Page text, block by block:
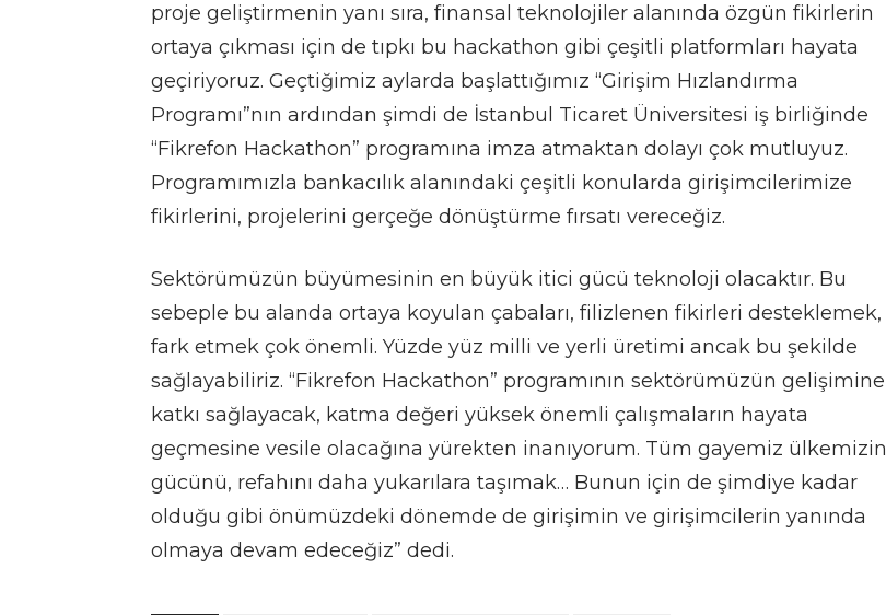
proje geliştirmenin yanı sıra, finansal teknolojiler alanında özgün fikirlerin
ortaya çıkması için de tıpkı bu hackathon gibi çeşitli platformları hayata
geçiriyoruz. Geçtiğimiz aylarda başlattığımız “Girişim Hızlandırma
Programı”nın ardından şimdi de İstanbul Ticaret Üniversitesi iş birliğinde
“Fikrefon Hackathon” programına imza atmaktan dolayı çok mutluyuz.
Programımızla bankacılık alanındaki çeşitli konularda girişimcilerimize
fikirlerini, projelerini gerçeğe dönüştürme fırsatı vereceğiz.
Sektörümüzün büyümesinin en büyük itici gücü teknoloji olacaktır. Bu
sebeple bu alanda ortaya koyulan çabaları, filizlenen fikirleri desteklemek,
fark etmek çok önemli. Yüzde yüz milli ve yerli üretimi ancak bu şekilde
sağlayabiliriz. “Fikrefon Hackathon” programının sektörümüzün gelişimine
katkı sağlayacak, katma değeri yüksek önemli çalışmaların hayata
geçmesine vesile olacağına yürekten inanıyorum. Tüm gayemiz ülkemizin
gücünü, refahını daha yukarılara taşımak… Bunun için de şimdiye kadar
olduğu gibi önümüzdeki dönemde de girişimin ve girişimcilerin yanında
olmaya devam edeceğiz” dedi.